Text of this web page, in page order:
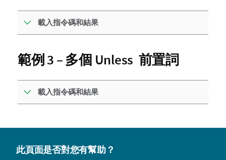
載入指令碼和結果
範例 3 – 多個 Unless 前置詞
載入指令碼和結果
此頁面是否對您有幫助？